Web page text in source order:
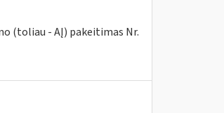
(toliau - AĮ) pakeitimas Nr.